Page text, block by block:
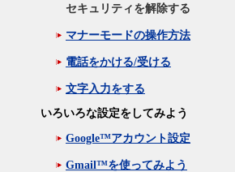
セキュリティを解除する
マナーモードの操作方法
電話をかける/受ける
文字入力をする
いろいろな設定をしてみよう
Google™アカウント設定
Gmail™を使ってみよう